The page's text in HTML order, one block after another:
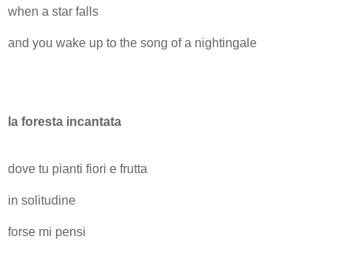
when a star falls
and you wake up to the song of a nightingale
la foresta incantata
dove tu pianti fiori e frutta
in solitudine
forse mi pensi